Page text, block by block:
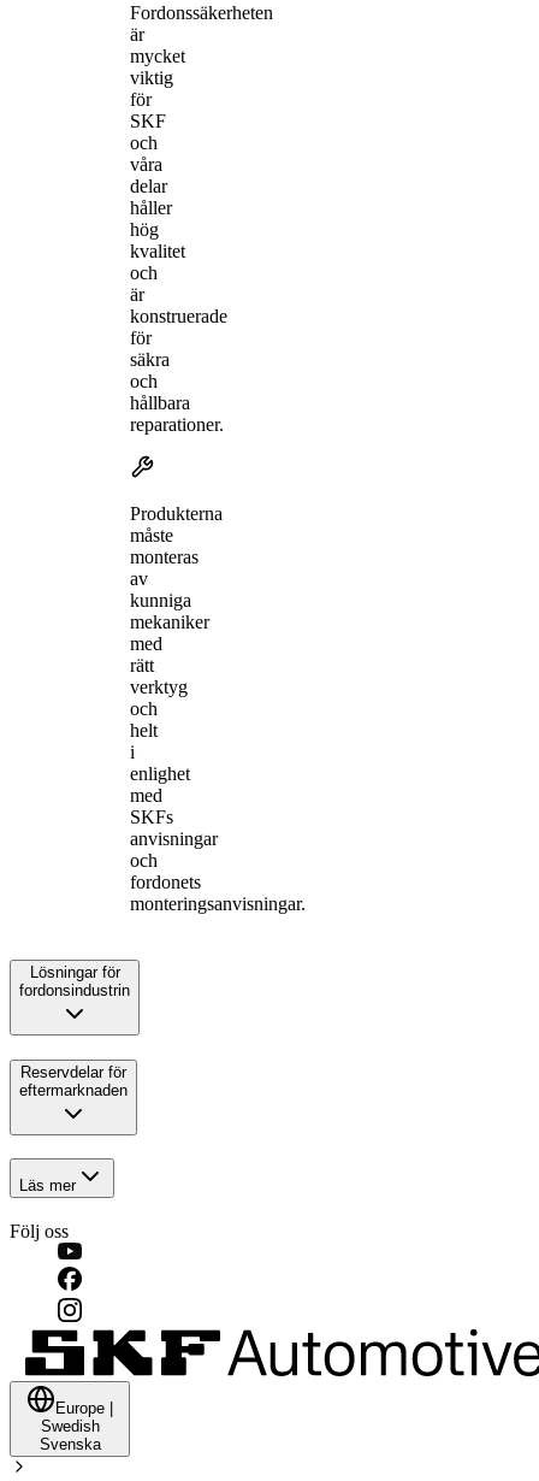
Fordonssäkerheten
är
mycket
viktig
för
SKF
och
våra
delar
håller
hög
kvalitet
och
är
konstruerade
för
säkra
och
hållbara
reparationer.
Produkterna
måste
monteras
av
kunniga
mekaniker
med
rätt
verktyg
och
helt
i
enlighet
med
SKFs
anvisningar
och
fordonets
monteringsanvisningar.
Lösningar för
fordonsindustrin
Reservdelar för
eftermarknaden
Läs mer
Följ oss
Europe
Swedish
Svenska